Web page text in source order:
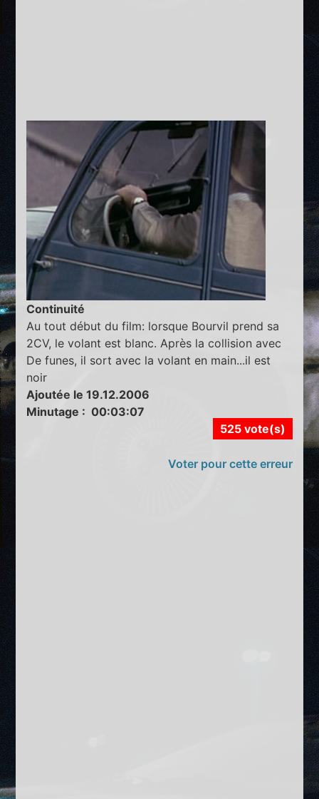
Continuité
Au tout début du film: lorsque Bourvil prend sa
2CV, le volant est blanc. Après la collision avec
De funes, il sort avec la volant en main...il est
noir
Ajoutée le 19.12.2006
Minutage : 00:03:07
525 vote(s)
Voter pour cette erreur